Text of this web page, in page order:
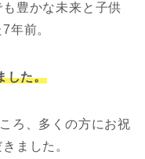
豊かな未来と子供
年前。
した。
ろ、多くの方にお祝
ました。